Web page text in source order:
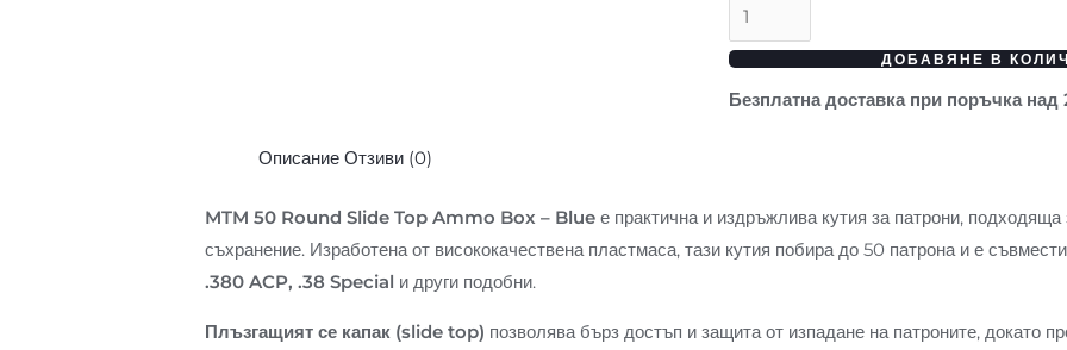
ДОБАВЯНЕ В
Безплатна доставка при поръчка над
Описание Отзиви (0)
MTM 50 Round Slide Top Ammo Box – Blue е практична и издръжлива кутия за патрони,
съхранение. Изработена от висококачествена пластмаса, тази кутия побира до 50 патрона и е
.380 ACP, .38 Special и други подобни.
Плъзгащият се капак (slide top) позволява бърз достъп и защита от изпадане на патроните, докато